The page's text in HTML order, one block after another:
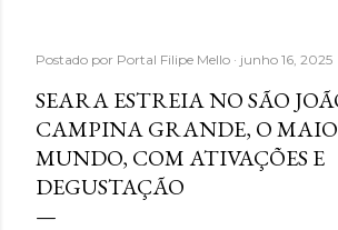
Postado por Portal Filipe Mello junho 16, 2025
SEARA ESTREIA NO SÃO
CAMPINA GRANDE, O
MUNDO, COM ATIVAÇÕES E
DEGUSTAÇÃO